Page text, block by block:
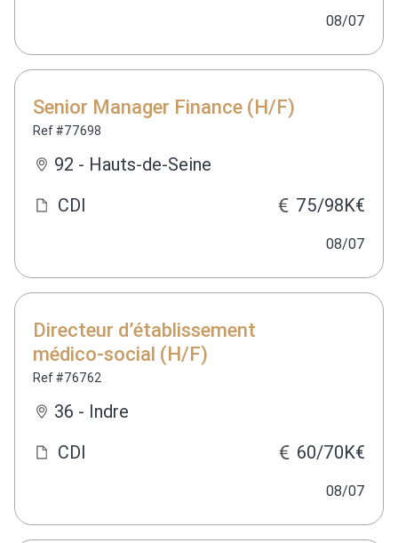
08/07
Senior Manager Finance (H/F)
Ref #77698
92 - Hauts-de-Seine
CDI
75/98K€
08/07
Directeur d’établissement
médico-social (H/F)
Ref #76762
36 - Indre
CDI
60/70K€
08/07